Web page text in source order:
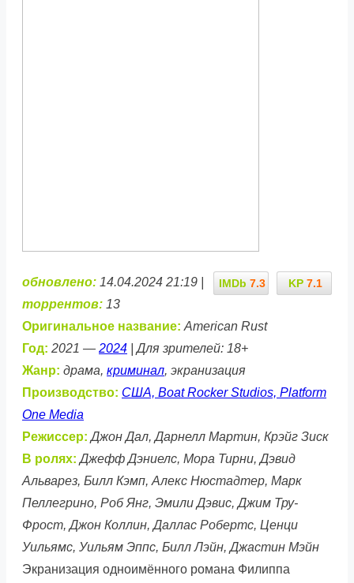
KP 7.1
IMDb 7.3
обновлено: 14.04.2024 21:19 |
торрентов: 13
Оригинальное название: American Rust
Год: 2021 — 2024 | Для зрителей: 18+
Жанр: драма, криминал, экранизация
Производство: США, Boat Rocker Studios, Platform
One Media
Режиссер: Джон Дал, Дарнелл Мартин, Крэйг Зиск
В ролях: Джефф Дэниелс, Мора Тирни, Дэвид
Альварез, Билл Кэмп, Алекс Нюстадтер, Марк
Пеллегрино, Роб Янг, Эмили Дэвис, Джим Тру-
Фрост, Джон Коллин, Даллас Робертс, Ценци
Уильямс, Уильям Эппс, Билл Лэйн, Джастин Мэйн
Экранизация одноимённого романа Филиппа